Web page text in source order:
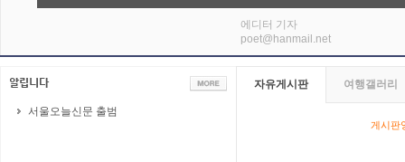
에디터 기자
poet@hanmail.net
서울오늘신문 출범
자유게시판 여행갤러리
게시판